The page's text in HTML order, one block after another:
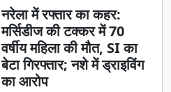
नरेला में रफ्तार का कहर:
मर्सिडीज की टक्कर में 70
वर्षीय महिला की मौत, SI का
बेटा गिरफ्तार; नशे में ड्राइविंग
का आरोप